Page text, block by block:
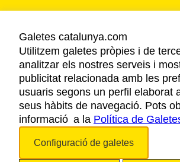
AVÍS LEGAL
POLÍTICA DE PRIVACITAT
COOKIES
ACCESSIBILITAT
Galetes catalunya.com
Utilitzem galetes pròpies i de
analitzar els nostres serveis i
publicitat relacionada amb les
usuaris segons un perfil elaborat
seus hàbits de navegació. Pots
informació a la Política de
Configuració de galetes